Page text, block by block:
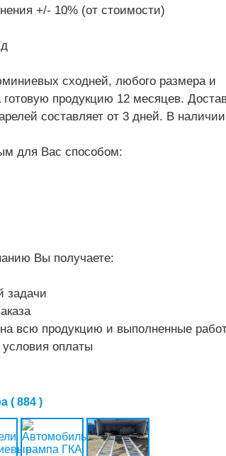
+/- 10% (от стоимости)
сходней, любого размера и
готовую продукцию 12 месяцев.
составляет от 3 дней. В
для Вас способом:
Вы получаете:
задачи
всю продукцию и выполненные
оплаты
( 884 )